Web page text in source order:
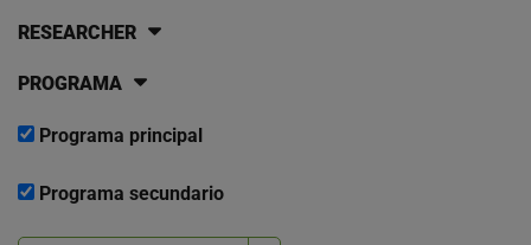
RESEARCHER
PROGRAMA
Programa principal
Programa secundario